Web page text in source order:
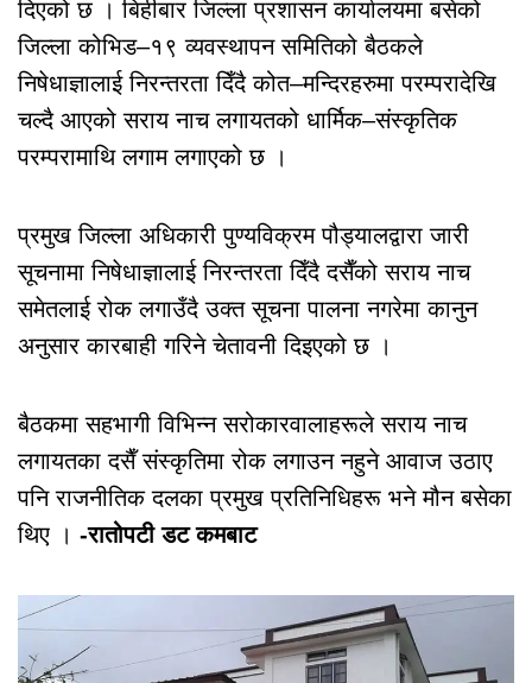
दिएको छ । बिहीबार जिल्ला प्रशासन कार्यालयमा बसेको
जिल्ला कोभिड–१९ व्यवस्थापन समितिको बैठकले
निषेधाज्ञालाई निरन्तरता दिँदै कोत–मन्दिरहरुमा परम्परादेखि
चल्दै आएको सराय नाच लगायतको धार्मिक–संस्कृतिक
परम्परामाथि लगाम लगाएको छ ।
प्रमुख जिल्ला अधिकारी पुण्यविक्रम पौड्यालद्वारा जारी
सूचनामा निषेधाज्ञालाई निरन्तरता दिँदै दसैँको सराय नाच
समेतलाई रोक लगाउँदै उक्त सूचना पालना नगरेमा कानुन
अनुसार कारबाही गरिने चेतावनी दिइएको छ ।
बैठकमा सहभागी विभिन्न सरोकारवालाहरूले सराय नाच
लगायतका दसैँ संस्कृतिमा रोक लगाउन नहुने आवाज उठाए
पनि राजनीतिक दलका प्रमुख प्रतिनिधिहरू भने मौन बसेका
थिए । -रातोपटी डट कमबाट